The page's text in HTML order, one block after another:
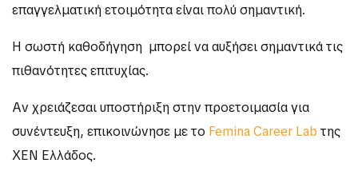
επαγγελματική ετοιμότητα είναι πολύ σημαντική.
Η σωστή καθοδήγηση μπορεί να αυξήσει σημαντικά τις
πιθανότητες επιτυχίας.
Αν χρειάζεσαι υποστήριξη στην προετοιμασία για
συνέντευξη, επικοινώνησε με το Femina Career Lab της
ΧΕΝ Ελλάδος.